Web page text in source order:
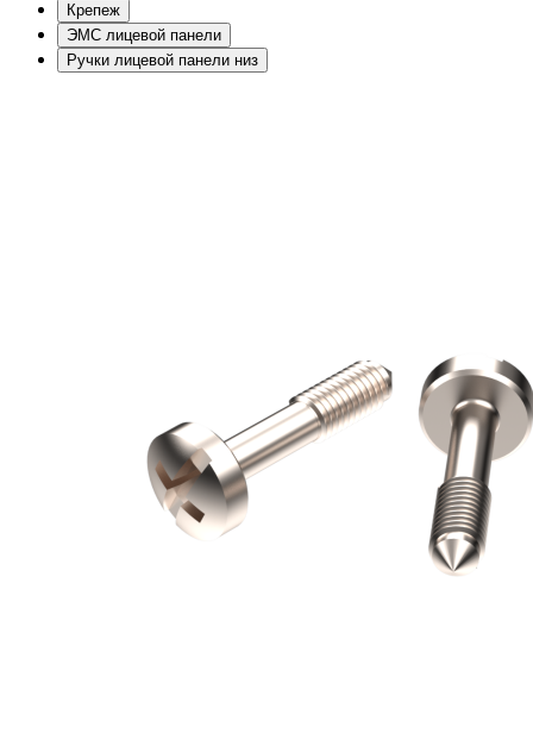
Крепеж
ЭМС лицевой панели
Ручки лицевой панели низ